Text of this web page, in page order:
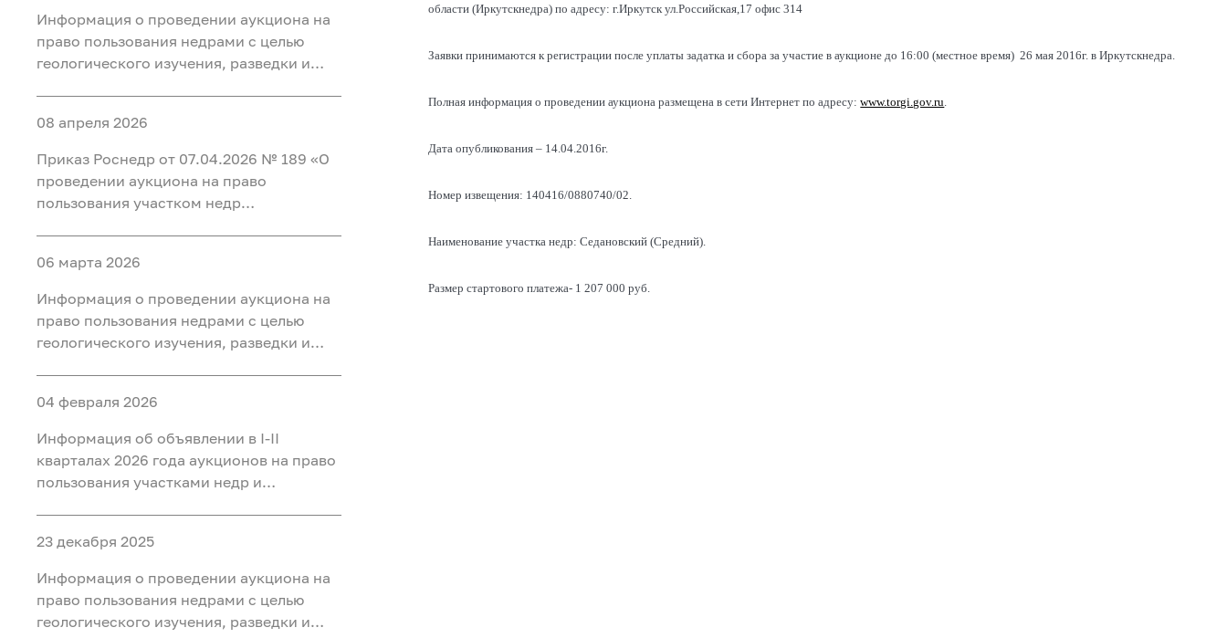
Тюменской области
Информация о проведении аукциона на
право пользования недрами с целью
геологического изучения, разведки и
Тобольском, Ярковском районах
Тюменской области и Кондинском
районе ХМАО-Югра
08 апреля 2026
Приказ Роснедр от 07.04.2026 № 189 «О
проведении аукциона на право
пользования участком недр
на территории Красноярского края, для
разведки и добычи полезных
ископаемых, в том числе добычи
полезных ископаемых и полезных
компонентов из отходов
недропользования, в том числе из
вскрышных и вмещающих горных пород,
недропользования, в том числе
вскрышных и вмещающих горных пород»
06 марта 2026
Информация о проведении аукциона на
право пользования недрами с целью
геологического изучения, разведки и
расположенного на территории Ханты-
Мансийского района Ханты-
Мансийского автономного округа - Югры
04 февраля 2026
Информация об объявлении в I-II
кварталах 2026 года аукционов на право
пользования участками недр и
23 декабря 2025
Информация о проведении аукциона на
право пользования недрами с целью
геологического изучения, разведки и
области (Иркутскнедра) по адресу: г.Иркутск ул.Российская,17 офис 314
Заявки принимаются к регистрации после уплаты задатка и сбора за участие в аукционе до 16:00 (местное время) 26 мая 2016г. в Иркутскнедра.
Полная информация о проведении аукциона размещена в сети Интернет по адресу:www.torgi.gov.ru
Дата опубликования – 14.04.2016г.
Номер извещения: 140416/0880740/02.
Наименование участка недр: Седановский (Средний).
Размер стартового платежа- 1 207 000 руб.